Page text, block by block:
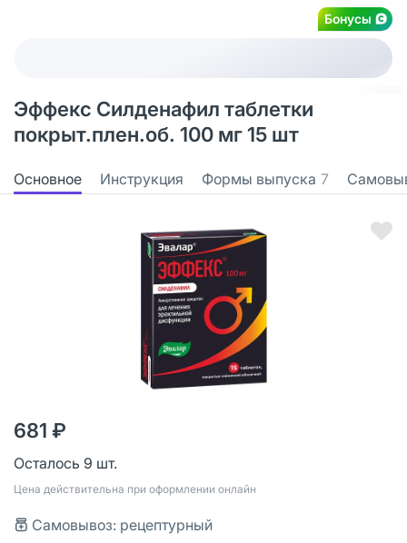
Бонусы
Эффекс Силденафил таблетки
покрыт.плен.об. 100 мг 15 шт
Основное Инструкция Формы выпуска 7
681 ₽
Осталось 9 шт.
Цена действительна при оформлении онлайн
Самовывоз: рецептурный